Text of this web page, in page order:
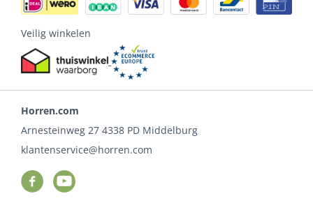
Veilig winkelen
Horren.com
Arnesteinweg 27 4338 PD Middelburg
klantenservice@horren.com